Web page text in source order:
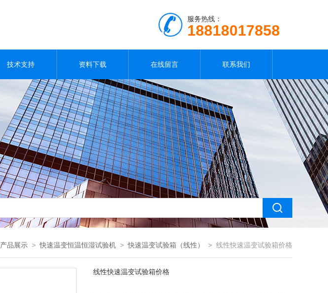
服务热线：
18818017858
技术支持 资料下载 在线留言 联系我们
产品展示 >快速温变恒温恒湿试验机 >快速温变试验箱（线性） > 线性快速温变试验箱价格
线性快速温变试验箱价格